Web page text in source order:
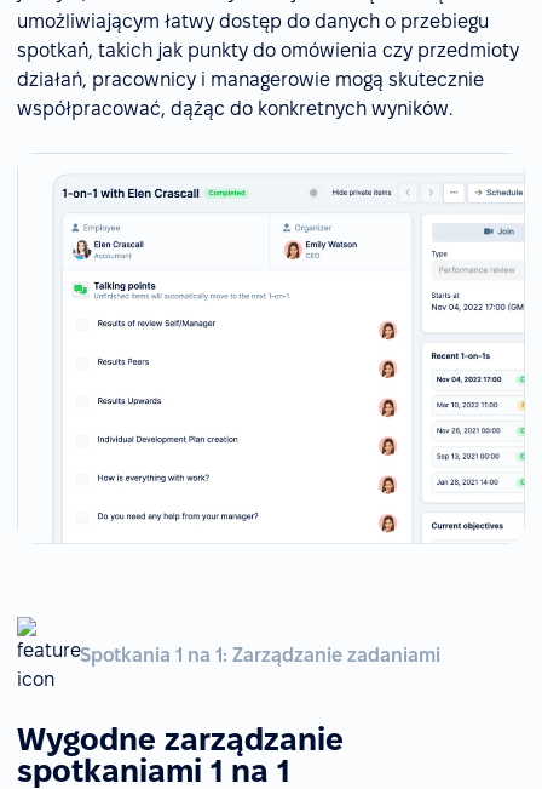
umożliwiającym łatwy dostęp do danych o przebiegu
spotkań, takich jak punkty do omówienia czy przedmioty
działań, pracownicy i managerowie mogą skutecznie
współpracować, dążąc do konkretnych wyników.
Spotkania 1 na 1: Zarządzanie zadaniami
Wygodne zarządzanie
spotkaniami 1 na 1